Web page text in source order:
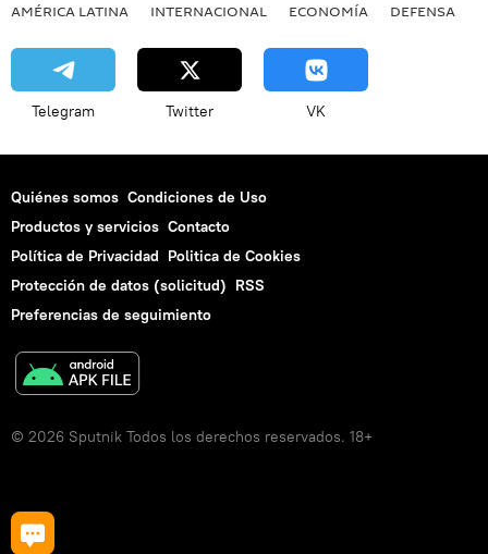
AMÉRICA LATINA INTERNACIONAL ECONOMÍA DEFENSA
Telegram Twitter VK
Quiénes somos Condiciones de Uso
Productos y servicios Contacto
Política de Privacidad Politica de Cookies
Protección de datos (solicitud) RSS
Preferencias de seguimiento
© 2026 Sputnik Todos los derechos reservados. 18+